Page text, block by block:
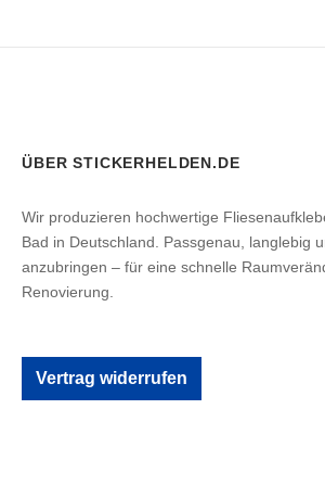
ÜBER STICKERHELDEN.DE
Wir produzieren hochwertige
Bad in Deutschland. Passgenau, langlebig
anzubringen – für eine schnelle
Renovierung.
Vertrag widerrufen